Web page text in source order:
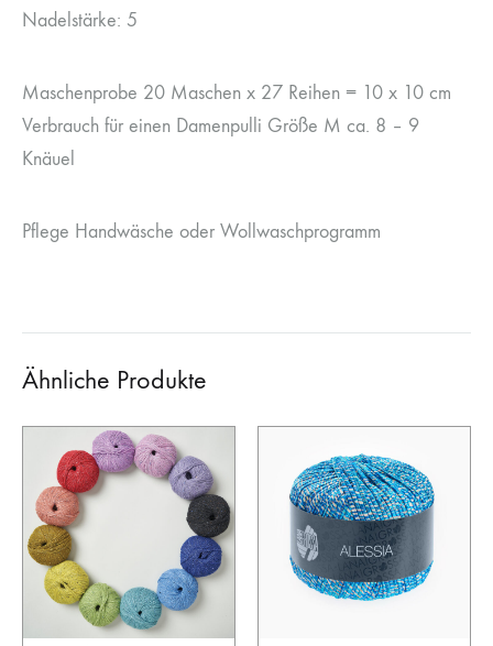
Nadelstärke: 5
Maschenprobe 20 Maschen x 27 Reihen = 10 x 10 cm
Verbrauch für einen Damenpulli Größe M ca. 8 – 9
Knäuel
Pflege Handwäsche oder Wollwaschprogramm
Ähnliche Produkte